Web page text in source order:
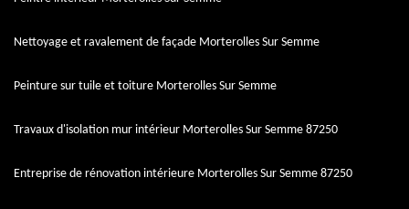
Nettoyage et ravalement de façade Morterolles Sur Semme
Peinture sur tuile et toiture Morterolles Sur Semme
Travaux d'isolation mur intérieur Morterolles Sur Semme 87250
Entreprise de rénovation intérieure Morterolles Sur Semme 87250